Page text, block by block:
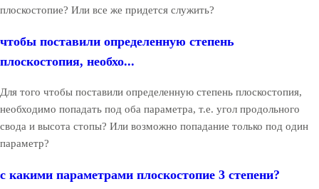
плоскостопие? Или все же придется служить?
чтобы поставили определенную степень
плоскостопия, необхо...
Для того чтобы поставили определенную степень плоскостопия,
необходимо попадать под оба параметра, т.е. угол продольного
свода и высота стопы? Или возможно попадание только под один
параметр?
с какими параметрами плоскостопие 3 степени?